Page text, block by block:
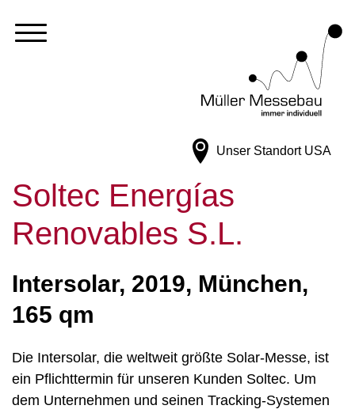
Unser Standort USA
Soltec Energías
Renovables S.L.
Intersolar, 2019, München,
165 qm
Die Intersolar, die weltweit größte Solar-Messe, ist
ein Pflichttermin für unseren Kunden Soltec. Um
dem Unternehmen und seinen Tracking-Systemen